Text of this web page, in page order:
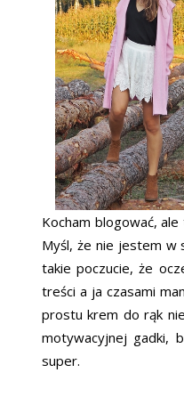
Kocham blogować,
Myśl, że nie jestem w
takie poczucie, że
treści a ja czasami
prostu krem do rąk
motywacyjnej gadki,
super.